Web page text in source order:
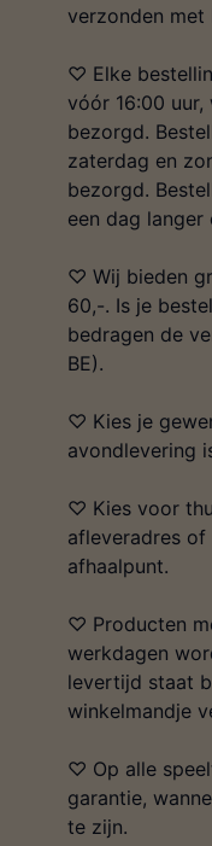
verzonden met
♡ Elke
vóór 16:00
bezorgd.
zaterdag en
bezorgd.
een dag langer
♡ Wij bieden
60,-. Is je
bedragen de
BE).
♡ Kies je
avondlevering
♡ Kies voor
afleveradres of
afhaalpunt.
♡ Producten
werkdagen
levertijd staat
winkelmandje
♡ Op alle
garantie,
te zijn.